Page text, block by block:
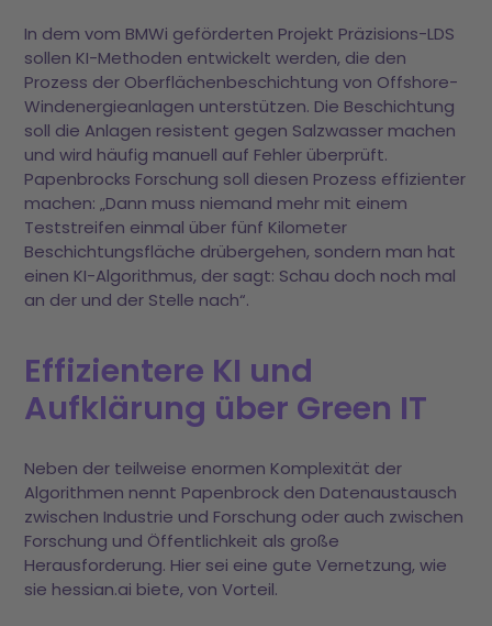
In dem vom BMWi geförderten Projekt Präzisions-LDS
sollen KI-Methoden entwickelt werden, die den
Prozess der Oberflächenbeschichtung von Offshore-
Windenergieanlagen unterstützen. Die Beschichtung
soll die Anlagen resistent gegen Salzwasser machen
und wird häufig manuell auf Fehler überprüft.
Papenbrocks Forschung soll diesen Prozess effizienter
machen: „Dann muss niemand mehr mit einem
Teststreifen einmal über fünf Kilometer
Beschichtungsfläche drübergehen, sondern man hat
einen KI-Algorithmus, der sagt: Schau doch noch mal
an der und der Stelle nach“.
Effizientere KI und
Aufklärung über Green IT
Neben der teilweise enormen Komplexität der
Algorithmen nennt Papenbrock den Datenaustausch
zwischen Industrie und Forschung oder auch zwischen
Forschung und Öffentlichkeit als große
Herausforderung. Hier sei eine gute Vernetzung, wie
sie hessian.ai biete, von Vorteil.